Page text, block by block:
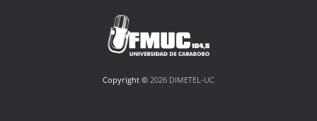
Copyright © 2026 DIMETEL-UC